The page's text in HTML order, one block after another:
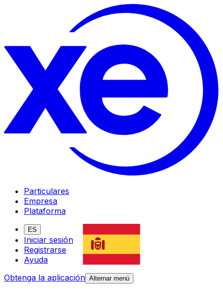
Particulares
Empresa
Plataforma
ES
Iniciar sesión
Registrarse
Ayuda
Obtenga la aplicación Alternar menú